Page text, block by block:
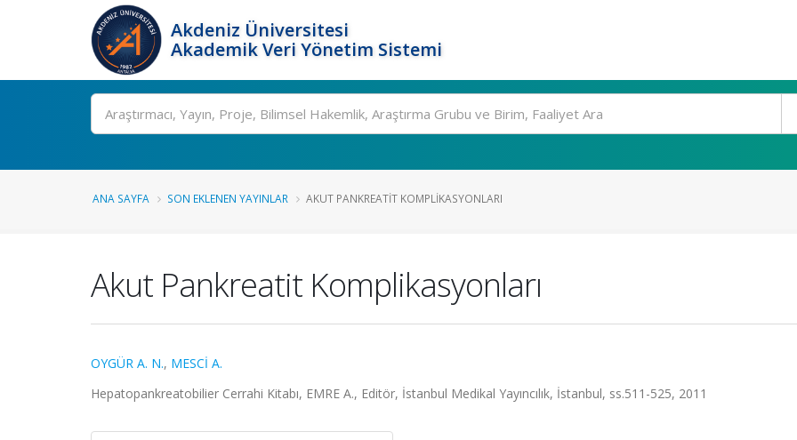
Akdeniz Üniversitesi
Akademik Veri Yönetim Sistemi
Ara
ANA SAYFA SON EKLENEN YAYINLAR AKUT PANKREATIT KOMPLIKASYONLARI
Akut Pankreatit Komplikasyonları
OYGÜR A. N., MESCİ A.
Hepatopankreatobilier Cerrahi Kitabı, EMRE A., Editör, İstanbul Medikal Yayıncılık, İstanbul, ss.511-525, 2011